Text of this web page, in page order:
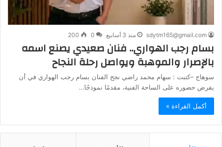
sdytm165@gmail.com منذ 3 أسابيع 0
200
بسام رجب الهواري.. فنان صعيدي يصنع اسمه
بالإصرار والموهبة ويواصل رحلة النجاح
سوهاج –كتبت : سهام محمد راضي نجح الفنان بسام رجب الهواري في أن
يفرض حضوره على الساحة الفنية، مقدمًا نموذجًا…
أكمل القراءة »